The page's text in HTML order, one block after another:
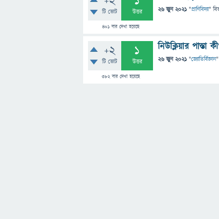
টি ভোট উত্তর
401বার দেখা হয়েছে
26 জুন 2021 "প্রাণিবিদ্যা"
+2
টি ভোট
1
উত্তর
382বার দেখা হয়েছে
নিউক্লিয়ার পাস্তা
26 জুন 2021 "জ্যোতির্বিজ্ঞান"